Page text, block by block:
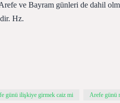
ve Bayram günleri de dahil
Hz.
günü ilişkiye girmek caiz mi Arefe günü